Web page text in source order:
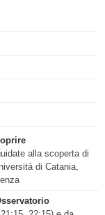
alla scoperta di
di Catania,